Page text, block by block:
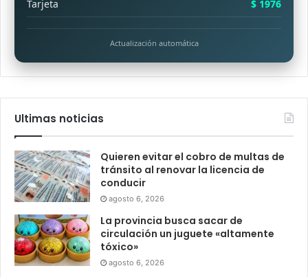
Tarjeta $ 1976
Actualización automática
Ultimas noticias
Quieren evitar el cobro de multas de
tránsito al renovar la licencia de
conducir
agosto 6, 2026
La provincia busca sacar de
circulación un juguete «altamente
tóxico»
agosto 6, 2026